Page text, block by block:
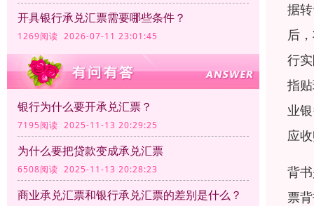
开具银行承兑汇票需要哪些条件？
1269阅读 2026-07-11 23:01:45
银行为什么要开承兑汇票？
7195阅读 2025-11-13 20:29:25
为什么要把贷款变成承兑汇票
6508阅读 2025-11-13 20:28:23
商业承兑汇票和银行承兑汇票的差别是什么？
据
后
行
指
业
应
背
票